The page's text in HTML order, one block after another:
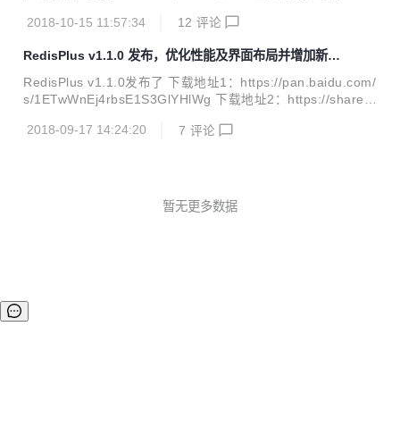
化的用户界面风格。该软件支持单机、集群模式连接，同时还
开源协议，禁止二次开发打包发布盈利，违反必究！RedisPlu
s致力于为大家提供一个高效的Redis可视化管理软件。 Redis
Plus v2.0.0发布了 下载地址1：https://pan.baidu.com/s/1ET
wWnEj4rbsE1S3GlYHlWg 下载地址2：...
2018-10-15 11:57:34 12 评论
RedisPlus v1.1.0 发布，优化性能及界面布局并增加新功
能
RedisPlus v1.1.0发布了 下载地址1：https://pan.baidu.com/
s/1ETwWnEj4rbsE1S3GlYHlWg 下载地址2：https://share.
RedisPlus 欢迎提出意见建议、欢迎关注、star，感谢您的支
p;&hellip;) 增加更新日志功能 ，新功能...
2018-09-17 14:24:20 7 评论
暂无更多数据